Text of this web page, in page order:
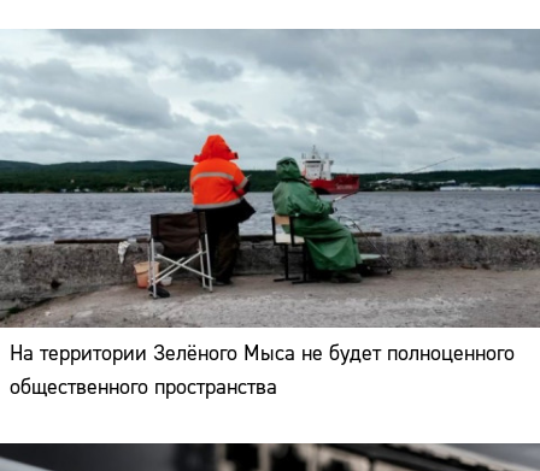
На территории Зелёного Мыса не будет полноценного
общественного пространства